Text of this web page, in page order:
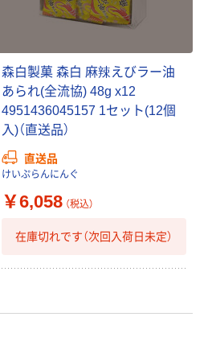
森白製菓 森白 麻辣えびラー油
あられ(全流協) 48g x12
4951436045157 1セット(12個
入)（直送品）
直送品
けいぷらんにんぐ
￥6,058 （税込）
在庫切れです（次回入荷日未定）